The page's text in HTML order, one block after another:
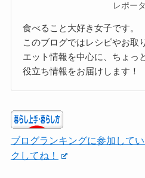
レポー
食べること大好き女子です。
このブログではレシピやお取
エット情報を中心に、ちょっ
役立ち情報をお届けします！
ブログランキングに参加して
クしてね！